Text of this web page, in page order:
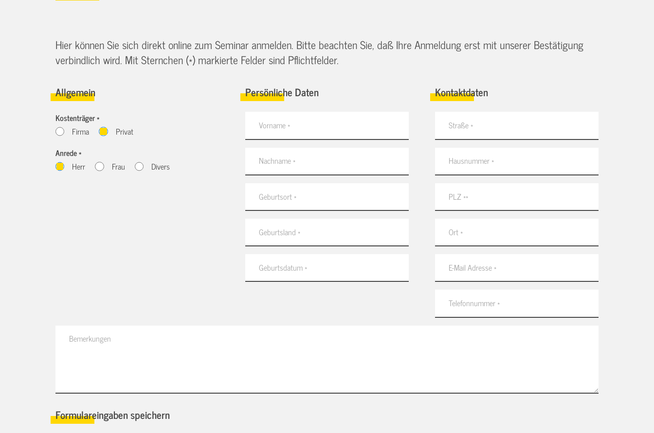
Hier können Sie sich direkt online zum Seminar anmelden. Bitte beachten Sie, daß Ihre Anmeldung erst mit unserer Bestätigung
verbindlich wird. Mit Sternchen (*) markierte Felder sind Pflichtfelder.
Allgemein
Kostenträger *
Firma
Privat
Anrede *
Herr
Frau Divers
Persönliche Daten Kontaktdaten
Formulareingaben speichern